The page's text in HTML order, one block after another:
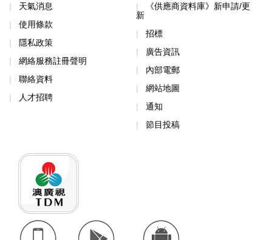
天氣消息
使用條款
隱私政策
網絡服務註冊聲明
聯絡資料
人才招聘
《供應商資料庫》新申請/更
新
招標
廣告資訊
內部電郵
網站地圖
通知
節目投稿